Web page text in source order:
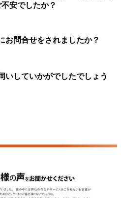
安でしたか？
お問合せをされましたか？
いしていかがでしたでしょう